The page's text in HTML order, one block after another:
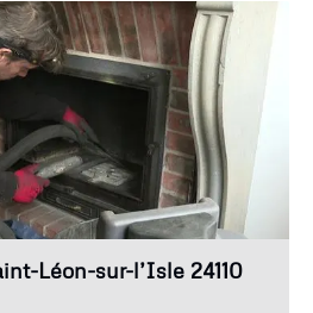
Léon-sur-l’Isle 24110